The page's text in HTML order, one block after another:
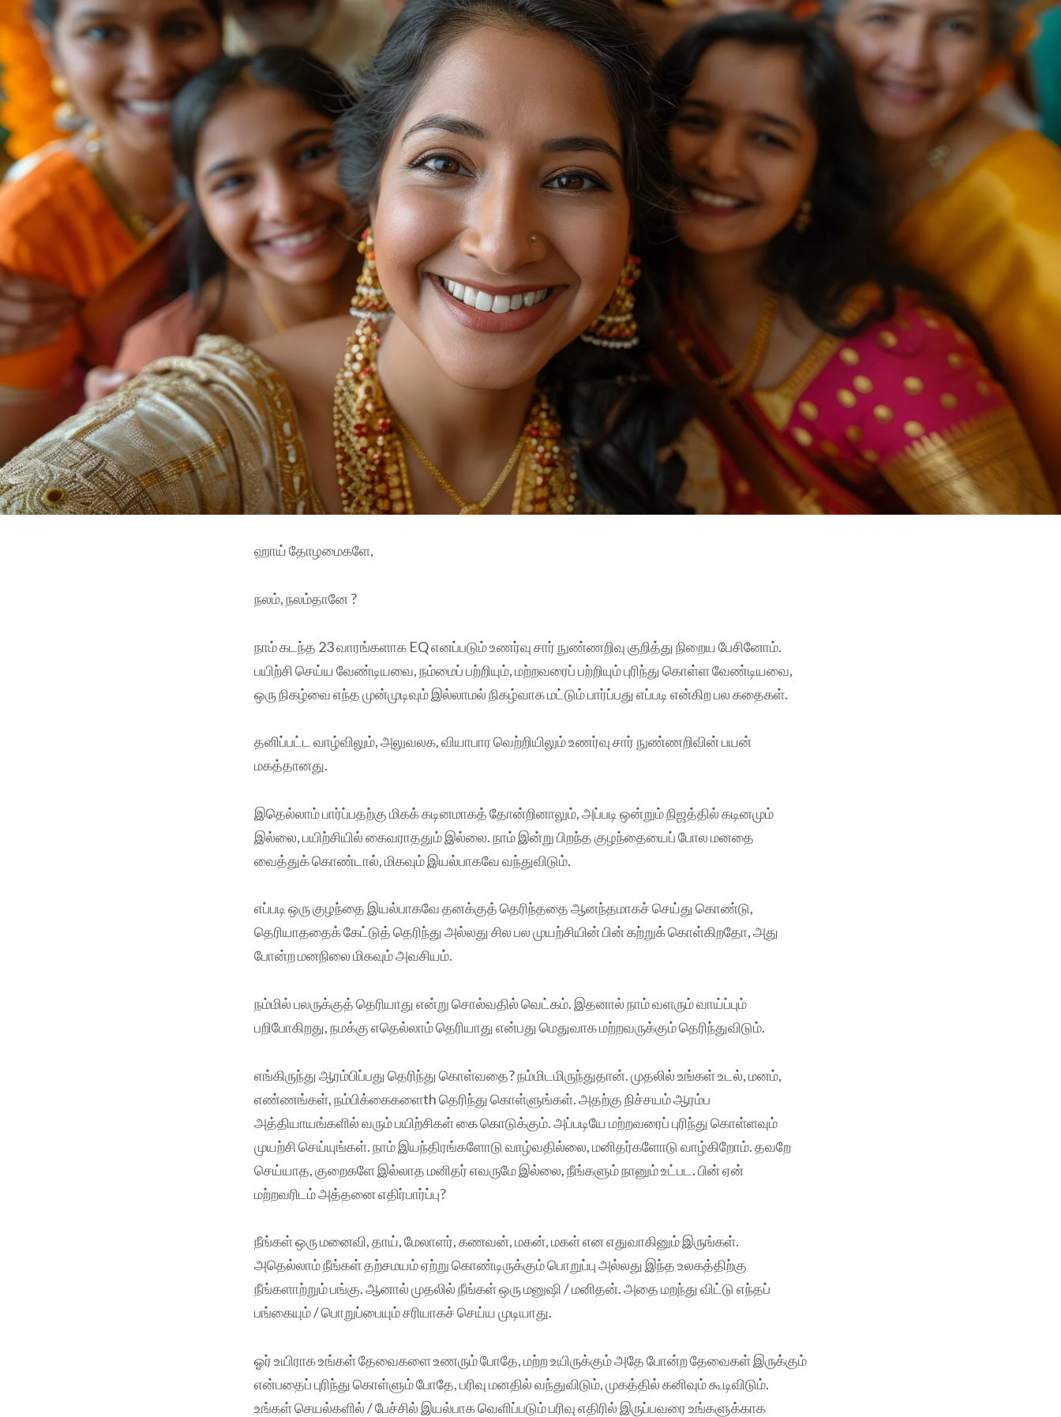
ஹாய் தோழமைகளே,
நலம், நலம்தானே ?
நாம் கடந்த 23 வாரங்களாக EQ எனப்படும் உணர்வு சார் நுண்ணறிவு குறித்து நிறைய பேசினோம்.
பயிற்சி செய்ய வேண்டியவை, நம்மைப் பற்றியும், மற்றவரைப் பற்றியும் புரிந்து கொள்ள வேண்டியவை,
ஒரு நிகழ்வை எந்த முன்முடிவும் இல்லாமல் நிகழ்வாக மட்டும் பார்ப்பது எப்படி என்கிற பல கதைகள்.
தனிப்பட்ட வாழ்விலும், அலுவலக, வியாபார வெற்றியிலும் உணர்வு சார் நுண்ணறிவின் பயன்
மகத்தானது.
இதெல்லாம் பார்ப்பதற்கு மிகக் கடினமாகத் தோன்றினாலும், அப்படி ஒன்றும் நிஜத்தில் கடினமும்
இல்லை, பயிற்சியில் கைவராததும் இல்லை. நாம் இன்று பிறந்த குழந்தையைப் போல மனதை
வைத்துக் கொண்டால், மிகவும் இயல்பாகவே வந்துவிடும்.
எப்படி ஒரு குழந்தை இயல்பாகவே தனக்குத் தெரிந்ததை ஆனந்தமாகச் செய்து கொண்டு,
தெரியாததைக் கேட்டுத் தெரிந்து அல்லது சில பல முயற்சியின் பின் கற்றுக் கொள்கிறதோ, அது
போன்ற மனநிலை மிகவும் அவசியம்.
நம்மில் பலருக்குத் தெரியாது என்று சொல்வதில் வெட்கம். இதனால் நாம் வளரும் வாய்ப்பும்
பறிபோகிறது, நமக்கு எதெல்லாம் தெரியாது என்பது மெதுவாக மற்றவருக்கும் தெரிந்துவிடும்.
எங்கிருந்து ஆரம்பிப்பது தெரிந்து கொள்வதை? நம்மிடமிருந்துதான். முதலில் உங்கள் உடல், மனம்,
எண்ணங்கள், நம்பிக்கைகளைth தெரிந்து கொள்ளுங்கள். அதற்கு நிச்சயம் ஆரம்ப
அத்தியாயங்களில் வரும் பயிற்சிகள் கை கொடுக்கும். அப்படியே மற்றவரைப் புரிந்து கொள்ளவும்
முயற்சி செய்யுங்கள். நாம் இயந்திரங்களோடு வாழ்வதில்லை, மனிதர்களோடு வாழ்கிறோம். தவறே
செய்யாத, குறைகளே இல்லாத மனிதர் எவருமே இல்லை, நீங்களும் நானும் உட்பட. பின் ஏன்
மற்றவரிடம் அத்தனை எதிர்பார்ப்பு?
நீங்கள் ஒரு மனைவி, தாய், மேலாளர், கணவன், மகன், மகள் என எதுவாகினும் இருங்கள்.
அதெல்லாம் நீங்கள் தற்சமயம் ஏற்று கொண்டிருக்கும் பொறுப்பு அல்லது இந்த உலகத்திற்கு
நீங்களாற்றும் பங்கு. ஆனால் முதலில் நீங்கள் ஒரு மனுஷி / மனிதன். அதை மறந்து விட்டு எந்தப்
பங்கையும் / பொறுப்பையும் சரியாகச் செய்ய முடியாது.
ஓர் உயிராக உங்கள் தேவைகளை உணரும் போதே, மற்ற உயிருக்கும் அதே போன்ற தேவைகள் இருக்கும்
என்பதைப் புரிந்து கொள்ளும் போதே, பரிவு மனதில் வந்துவிடும், முகத்தில் கனிவும் கூடிவிடும்.
உங்கள் செயல்களில் / பேச்சில் இயல்பாக வெளிப்படும் பரிவு எதிரில் இருப்பவரை உங்களுக்காக